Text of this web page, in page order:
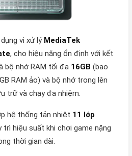
vi xử lý MediaTek
, cho hiệu năng ổn định với kết
bộ nhớ RAM tối đa 16GB (bao
RAM ảo) và bộ nhớ trong lên
trữ và chạy đa nhiệm.
hệ thống tản nhiệt 11 lớp
trì hiệu suất khi chơi game nặng
thời gian dài.